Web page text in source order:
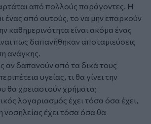
από πολλούς παράγοντες. Η
ένας από αυτούς, το να μην επαρκούν
καθημερινότητα είναι ακόμα ένας
πως δαπανήθηκαν αποταμιεύσεις
ανάγκης.
αν δαπανούν από τα δικά τους
υγείας, τι θα γίνει την
θα χρειαστούν χρήματα;
λογαριασμός έχει τόσα όσα έχει,
νοσηλείας έχει τόσα όσα θα